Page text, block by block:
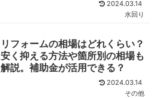
2024.03.14
水回り
リフォームの相場はどれくらい？
安く抑える方法や箇所別の相場も
解説。補助金が活用できる？
2024.03.14
その他